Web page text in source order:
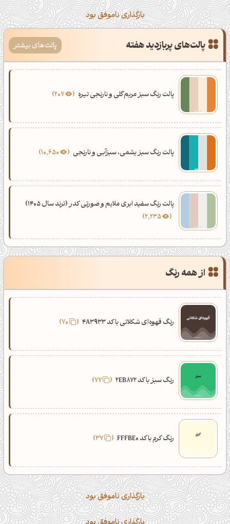
بارگذاری ناموفق بود
پالت‌های پربازدید هفته پالت‌های بیشتر
پالت رنگ سبز مریم‌گلی و نارنجی تیره 207
پالت رنگ سبز یشمی، سبزآبی و نارنجی
پالت رنگ سفید ابری ملایم و صورتی کدر (ترند سال 1405)
2,235
از همه رنگ
رنگ قهوه‌ای شکلاتی با کد 4A3933
رنگ سبز با کد 2EB872 77
رنگ کرم با کد FFFBE0 37
بارگذاری ناموفق بود